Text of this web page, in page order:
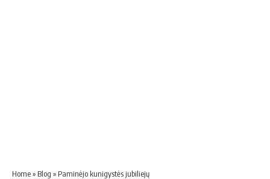
Home» Blog » Paminėjo kunigystės jubiliejų